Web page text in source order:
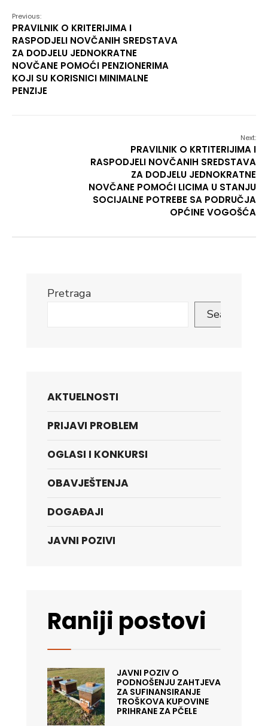
Previous:
PRAVILNIK O KRITERIJIMA I
RASPODJELI NOVČANIH SREDSTAVA
ZA DODJELU JEDNOKRATNE
NOVČANE POMOĆI PENZIONERIMA
KOJI SU KORISNICI MINIMALNE
PENZIJE
Next:
PRAVILNIK O KRTITERIJIMA I
RASPODJELI NOVČANIH SREDSTAVA
ZA DODJELU JEDNOKRATNE
NOVČANE POMOĆI LICIMA U STANJU
SOCIJALNE POTREBE SA PODRUČJA
OPĆINE VOGOŠĆA
Pretraga
Search
AKTUELNOSTI
PRIJAVI PROBLEM
OGLASI I KONKURSI
OBAVJEŠTENJA
DOGAĐAJI
JAVNI POZIVI
Raniji postovi
JAVNI POZIV O
PODNOŠENJU ZAHTJEVA
ZA SUFINANSIRANJE
TROŠKOVA KUPOVINE
PRIHRANE ZA PČELE